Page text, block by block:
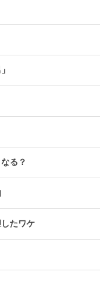
る？
したワケ